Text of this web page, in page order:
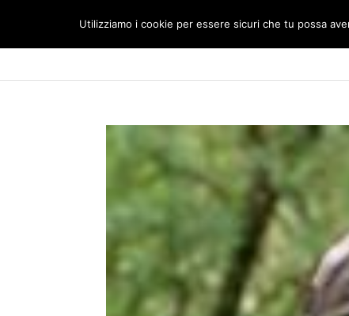
Utilizziamo i cookie per essere sicuri che tu possa